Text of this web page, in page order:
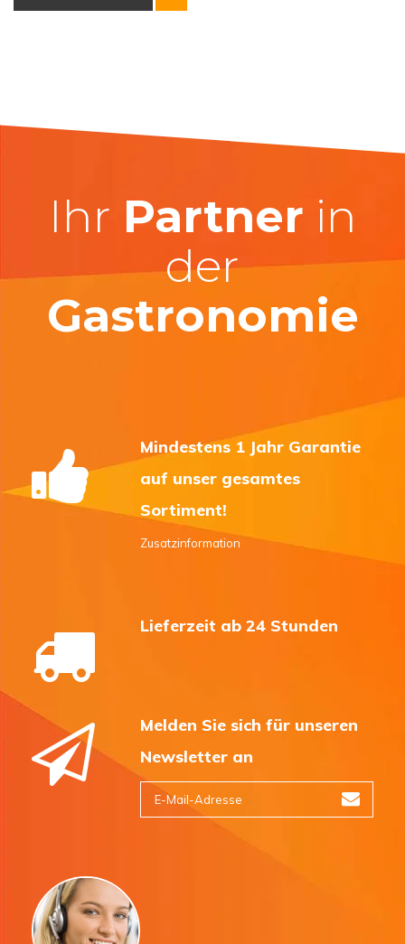
Ihr Partner in
der
Gastronomie
Mindestens 1 Jahr Garantie
auf unser gesamtes
Sortiment!
Zusatzinformation
Lieferzeit ab 24 Stunden
Melden Sie sich für unseren
Newsletter an